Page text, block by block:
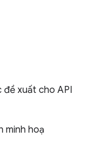
xuất cho API
minh hoạ